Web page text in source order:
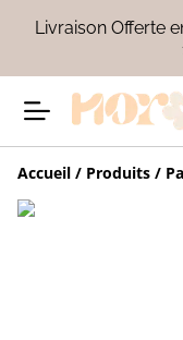
Livraison Offerte
Accueil / Produits /